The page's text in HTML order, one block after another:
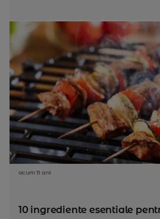
acum 11 ani
10 ingrediente esentiale